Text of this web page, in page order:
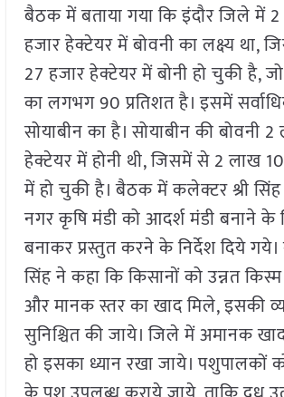
बैठक में बताया गया कि इंदौर जिले में
हजार हेक्टेयर में बोवनी का लक्ष्य था,
27 हजार हेक्टेयर में बोनी हो चुकी है,
का लगभग 90 प्रतिशत है। इसमें
सोयाबीन का है। सोयाबीन की बोवनी
हेक्टेयर में होनी थी, जिसमें से 2 लाख
में हो चुकी है। बैठक में कलेक्टर श्री सिंह
नगर कृषि मंडी को आदर्श मंडी बनाने के
बनाकर प्रस्तुत करने के निर्देश दिये
सिंह ने कहा कि किसानों को उन्नत
और मानक स्तर का खाद मिले, इसकी
सुनिश्चित की जाये। जिले में अमानक खाद
हो इसका ध्यान रखा जाये। पशुपालकों